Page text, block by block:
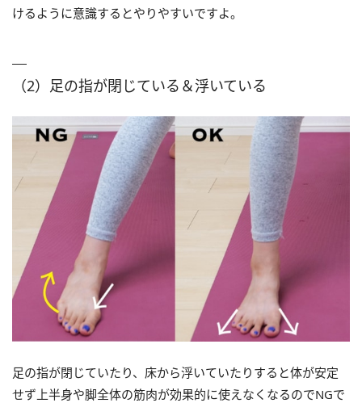
けるように意識するとやりやすいですよ。
（2）足の指が閉じている＆浮いている
足の指が閉じていたり、床から浮いていたりすると体が安定
せず上半身や脚全体の筋肉が効果的に使えなくなるのでNGで